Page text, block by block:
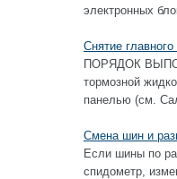
электронных
Снятие
ПОРЯДОК
тормозной
панелью (см.
Смена шин и
Если шины по
спидометр,